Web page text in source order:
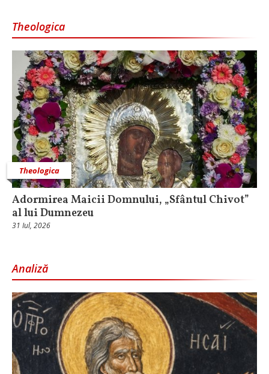
Theologica
Theologica
Adormirea Maicii Domnului, „Sfântul Chivot”
al lui Dumnezeu
31 Iul, 2026
Analiză